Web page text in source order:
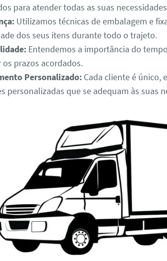
para atender todas as suas
Utilizamos técnicas de embalagem e
dos seus itens durante todo o trajeto.
Entendemos a importância do
prazos acordados.
Personalizado:Cada cliente é único,
personalizadas que se adequam às suas